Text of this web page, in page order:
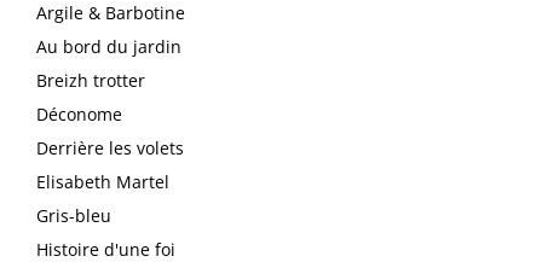
Argile & Barbotine
Au bord du jardin
Breizh trotter
Déconome
Derrière les volets
Elisabeth Martel
Gris-bleu
Histoire d'une foi